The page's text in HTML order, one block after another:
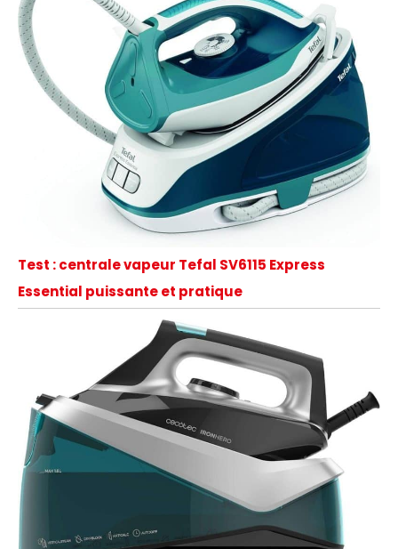
Test : centrale vapeur Tefal SV6115 Express
Essential puissante et pratique